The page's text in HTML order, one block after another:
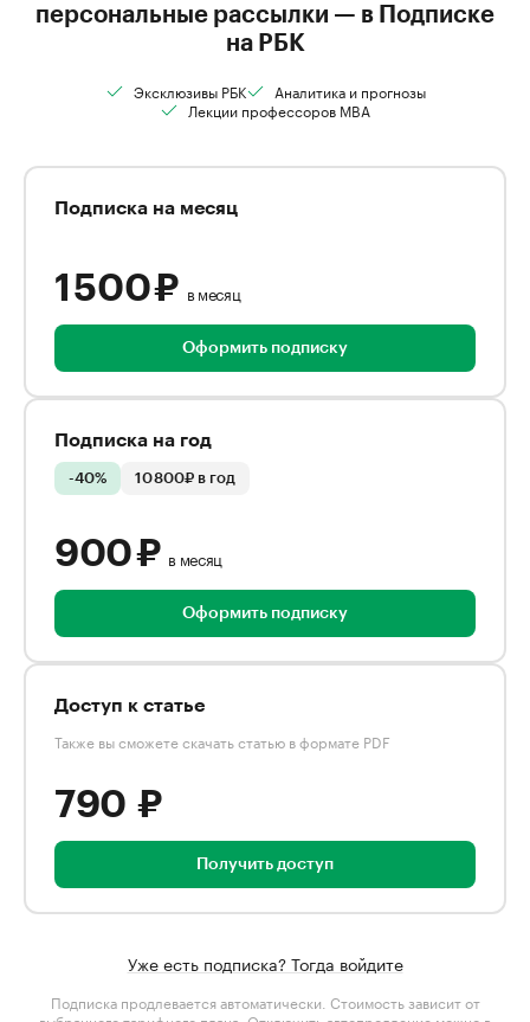
персональные рассылки — в Подписке
на РБК
Эксклюзивы РБК
Аналитика и прогнозы
Лекции профессоров MBA
Подписка на месяц
1 500 ₽ в месяц
Оформить подписку
Подписка на год
-40% 10 800₽ в год
900 ₽ в месяц
Оформить подписку
Доступ к статье
Также вы сможете скачать статью в формате PDF
790 ₽
Получить доступ
Уже есть подписка? Тогда войдите
Подписка продлевается автоматически. Стоимость зависит от